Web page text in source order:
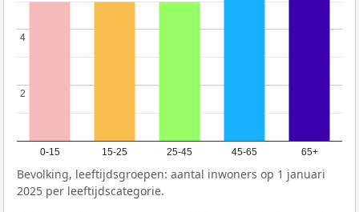
0-15 15-25 25-45 45-65 65+
2
2
4
4
Bevolking, leeftijdsgroepen: aantal inwoners op 1 januari
2025 per leeftijdscategorie.